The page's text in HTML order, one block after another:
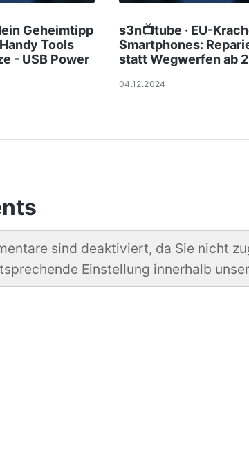
Geheimtipp
Tools
- USB Power
s3n📺tube · EU-
Smartphones:
statt Wegwerfen ab
04.12.2024
sind deaktiviert, da Sie nicht
Einstellung innerhalb